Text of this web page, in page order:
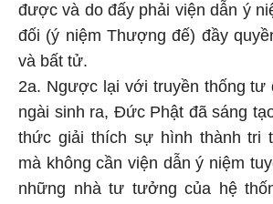
được và do đấy phải viện dẫn ý
đối (ý niệm Thượng đế) đầy
và bất tử.
2a. Ngược lại với truyền thống tư
ngài sinh ra, Đức Phật đã sáng
thức giải thích sự hình thành tri
mà không cần viện dẫn ý niệm
những nhà tư tưởng của hệ